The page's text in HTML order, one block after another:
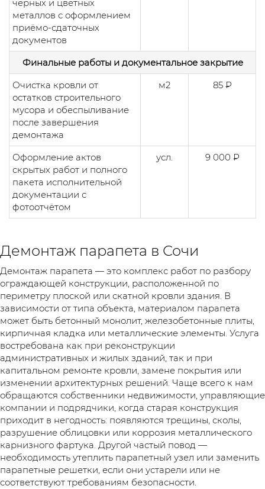
чёрных и цветных
металлов с оформлением
приёмо-сдаточных
документов
Финальные работы и документальное закрытие
Очистка кровли от
остатков строительного
мусора и обеспыливание
после завершения
демонтажа
м2 85 ₽
Оформление актов
скрытых работ и полного
пакета исполнительной
документации с
фотоотчётом
усл. 9 000 ₽
Демонтаж парапета в Сочи
Демонтаж парапета — это комплекс работ по разбору
ограждающей конструкции, расположенной по
периметру плоской или скатной кровли здания. В
зависимости от типа объекта, материалом парапета
может быть бетонный монолит, железобетонные плиты,
кирпичная кладка или металлические элементы. Услуга
востребована как при реконструкции
административных и жилых зданий, так и при
капитальном ремонте кровли, замене покрытия или
изменении архитектурных решений. Чаще всего к нам
обращаются собственники недвижимости, управляющие
компании и подрядчики, когда старая конструкция
приходит в негодность: появляются трещины, сколы,
разрушение облицовки или коррозия металлического
карнизного фартука. Другой частый повод —
необходимость утеплить парапетный узел или заменить
парапетные решетки, если они устарели или не
соответствуют требованиям безопасности.